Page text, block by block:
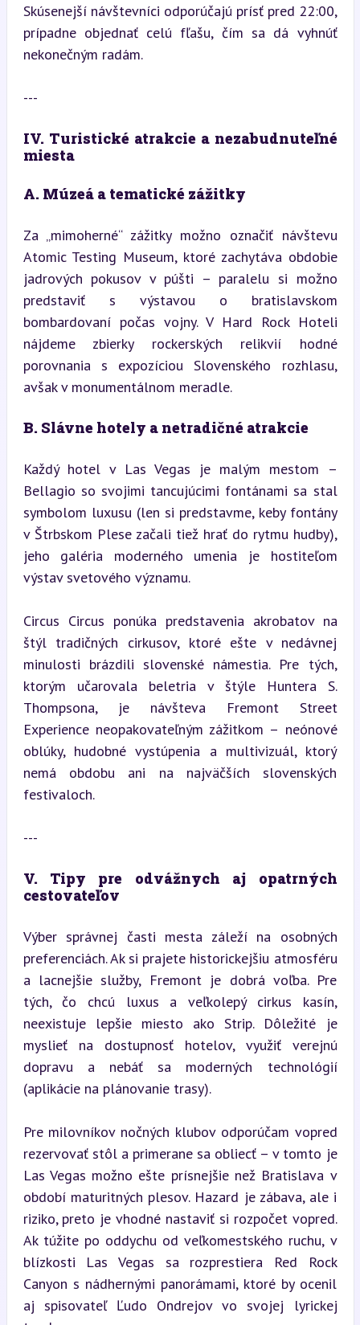
Skúsenejší návštevníci odporúčajú prísť pred 22:00,
prípadne objednať celú fľašu, čím sa dá vyhnúť
nekonečným radám.
---
IV. Turistické atrakcie a nezabudnuteľné
miesta
A. Múzeá a tematické zážitky
Za „mimoherné“ zážitky možno označiť návštevu
Atomic Testing Museum, ktoré zachytáva obdobie
jadrových pokusov v púšti – paralelu si možno
predstaviť s výstavou o bratislavskom
bombardovaní počas vojny. V Hard Rock Hoteli
nájdeme zbierky rockerských relikvií hodné
porovnania s expozíciou Slovenského rozhlasu,
avšak v monumentálnom meradle.
B. Slávne hotely a netradičné atrakcie
Každý hotel v Las Vegas je malým mestom –
Bellagio so svojimi tancujúcimi fontánami sa stal
symbolom luxusu (len si predstavme, keby fontány
v Štrbskom Plese začali tiež hrať do rytmu hudby),
jeho galéria moderného umenia je hostiteľom
výstav svetového významu.
Circus Circus ponúka predstavenia akrobatov na
štýl tradičných cirkusov, ktoré ešte v nedávnej
minulosti brázdili slovenské námestia. Pre tých,
ktorým učarovala beletria v štýle Huntera S.
Thompsona, je návšteva Fremont Street
Experience neopakovateľným zážitkom – neónové
oblúky, hudobné vystúpenia a multivizuál, ktorý
nemá obdobu ani na najväčších slovenských
festivaloch.
---
V. Tipy pre odvážnych aj opatrných
cestovateľov
Výber správnej časti mesta záleží na osobných
preferenciách. Ak si prajete historickejšiu atmosféru
a lacnejšie služby, Fremont je dobrá voľba. Pre
tých, čo chcú luxus a veľkolepý cirkus kasín,
neexistuje lepšie miesto ako Strip. Dôležité je
myslieť na dostupnosť hotelov, využiť verejnú
dopravu a nebáť sa moderných technológií
(aplikácie na plánovanie trasy).
Pre milovníkov nočných klubov odporúčam vopred
rezervovať stôl a primerane sa obliecť – v tomto je
Las Vegas možno ešte prísnejšie než Bratislava v
období maturitných plesov. Hazard je zábava, ale i
riziko, preto je vhodné nastaviť si rozpočet vopred.
Ak túžite po oddychu od veľkomestského ruchu, v
blízkosti Las Vegas sa rozprestiera Red Rock
Canyon s nádhernými panorámami, ktoré by ocenil
aj spisovateľ Ľudo Ondrejov vo svojej lyrickej